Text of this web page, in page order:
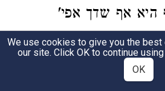
היא אף שדך אפי'
יוסף מיערב ביזרני
זרעים אזלינן בתר
We use cookies to give you the
our site. Click OK to continue
OK